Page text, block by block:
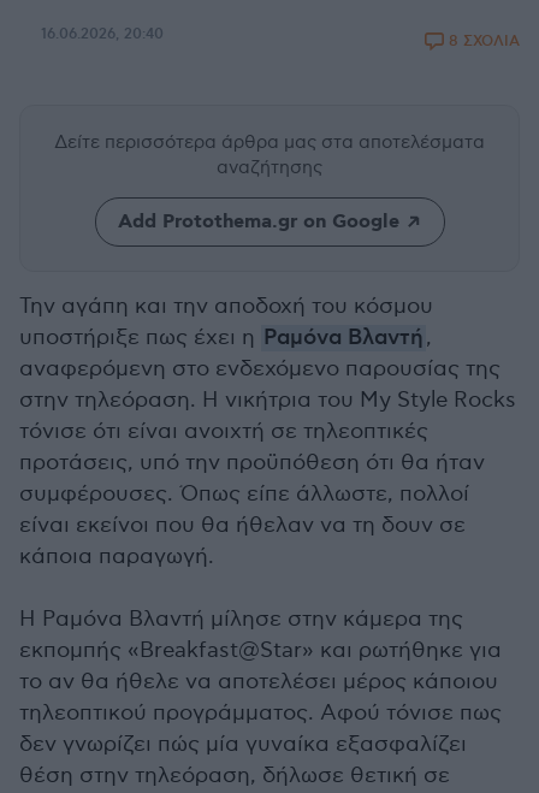
16.06.2026, 20:40 8 ΣΧΟΛΙΑ
Δείτε περισσότερα άρθρα μας στα αποτελέσματα
αναζήτησης
Add Protothema.gr on Google
Την αγάπη και την αποδοχή του κόσμου
υποστήριξε πως έχει η Ραμόνα Βλαντή,
αναφερόμενη στο ενδεχόμενο παρουσίας της
στην τηλεόραση. Η νικήτρια του My Style Rocks
τόνισε ότι είναι ανοιχτή σε τηλεοπτικές
προτάσεις, υπό την προϋπόθεση ότι θα ήταν
συμφέρουσες. Όπως είπε άλλωστε, πολλοί
είναι εκείνοι που θα ήθελαν να τη δουν σε
κάποια παραγωγή.
Η Ραμόνα Βλαντή μίλησε στην κάμερα της
εκπομπής «Breakfast@Star» και ρωτήθηκε για
το αν θα ήθελε να αποτελέσει μέρος κάποιου
τηλεοπτικού προγράμματος. Αφού τόνισε πως
δεν γνωρίζει πώς μία γυναίκα εξασφαλίζει
θέση στην τηλεόραση, δήλωσε θετική σε